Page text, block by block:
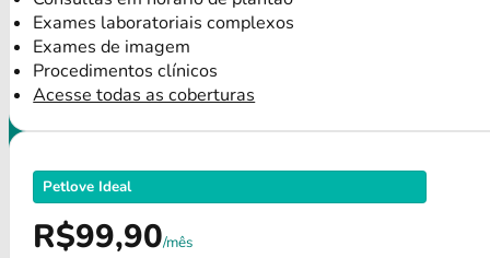
Exames laboratoriais complexos
Exames de imagem
Procedimentos clínicos
Acesse todas as coberturas
Petlove Ideal
R$99,90/mês